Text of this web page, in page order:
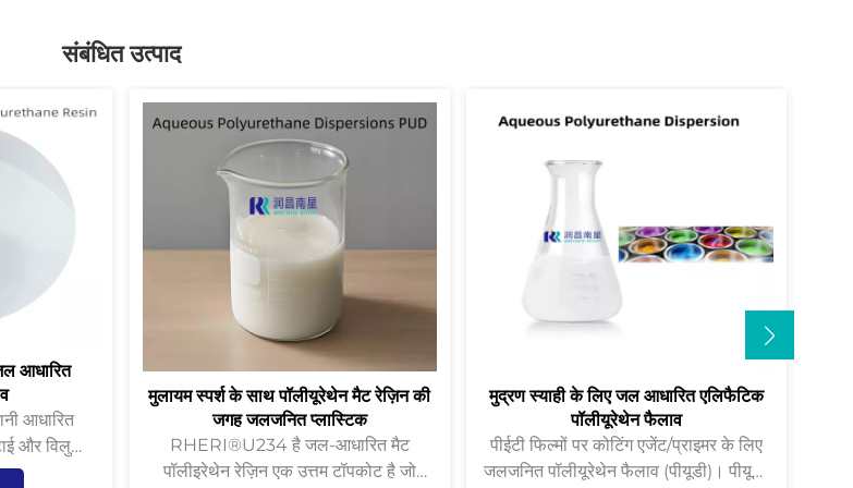
संबंधित उत्पाद
आधारित
आधारित
और विलुप्ति
चमड़े की
मुलायम स्पर्श के साथ पॉलीयूरेथेन मैट रेज़िन की
जगह जलजनित प्लास्टिक
RHERI®U234 है जल-आधारित मैट
पॉलीइरेथेन रेज़िन एक उत्तम टॉपकोट है जो
मुद्रण स्याही के लिए जल आधारित एलिफैटिक
पॉलीयूरेथेन फैलाव
पीईटी फिल्मों पर कोटिंग एजेंट/प्राइमर के लिए
जलजनित पॉलीयूरेथेन फैलाव (पीयूडी)। पीयूडी,